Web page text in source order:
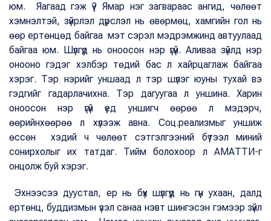
юм. Яагаад гэж үү? Ямар нэг загвараас ангид, чөлөөт
хэмнэлтэй, зүйрлэл дүрслэл нь өвөрмөц, хамгийн гол нь
өөр ертөнцөд байгаа мэт сэрэл мэдрэмжинд автуулаад
байгаа юм. Шүлгүүд нь оноосон нэр үгүй. Аливаа зүйлд нэр
онооно гэдэг хэлбэр төдий бас л хайрцаглаж байгаа
хэрэг. Тэр нэрийг уншаад л тэр шүлэг юуны тухай вэ
гэдгийг гадарлачихна. Тэр дагуугаа л уншина. Харин
оноосон нэр үгүй үед уншигч өөрөө л мэдэрч,
өөрийнхөөрөө л хүлээж авна. Соц.реализмыг уншиж
өссөн хэдий ч чөлөөт сэтгэлгээний бүтээл миний
сонирхолыг их татдаг. Тийм болохоор л АМАТТИ-г
онцолж буй хэрэг.
Эхнээсээ дуустал, ер нь бүх шүлгүүд нь гүн ухаан, далд
ертөнц, буддизмын үзэл санаа нэвт шингэсэн гэмээр зүйл